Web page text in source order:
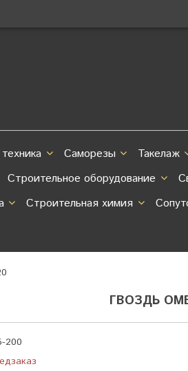
Саморезы Такелаж
Строительное оборудование
Строительная химия
ГВОЗДЬ
200